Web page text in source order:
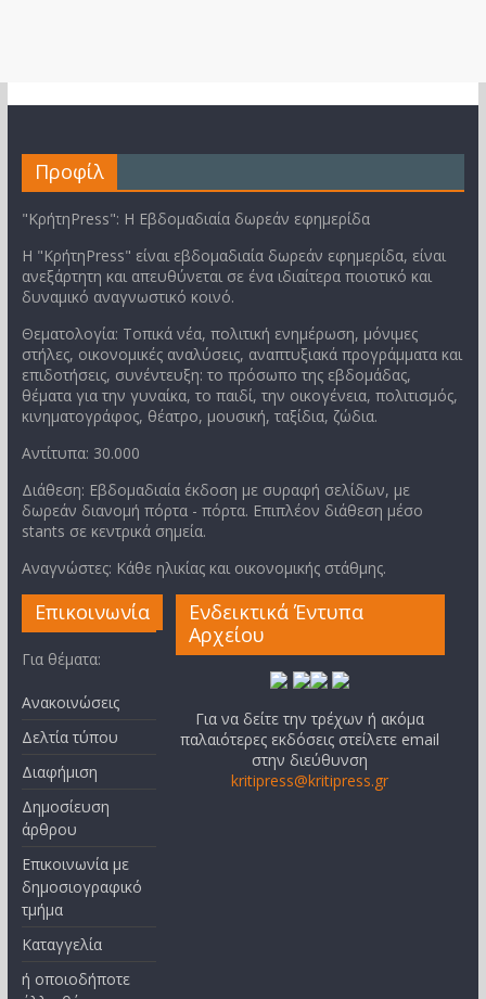
Προφίλ
"ΚρήτηPress": Η Εβδομαδιαία δωρεάν εφημερίδα
Η "ΚρήτηPress" είναι εβδομαδιαία δωρεάν εφημερίδα, είναι
ανεξάρτητη και απευθύνεται σε ένα ιδιαίτερα ποιοτικό και
δυναμικό αναγνωστικό κοινό.
Θεματολογία: Τοπικά νέα, πολιτική ενημέρωση, μόνιμες
στήλες, οικονομικές αναλύσεις, αναπτυξιακά προγράμματα και
επιδοτήσεις, συνέντευξη: το πρόσωπο της εβδομάδας,
θέματα για την γυναίκα, το παιδί, την οικογένεια, πολιτισμός,
κινηματογράφος, θέατρο, μουσική, ταξίδια, ζώδια.
Αντίτυπα: 30.000
Διάθεση: Εβδομαδιαία έκδοση με συραφή σελίδων, με
δωρεάν διανομή πόρτα - πόρτα. Επιπλέον διάθεση μέσο
stants σε κεντρικά σημεία.
Αναγνώστες: Κάθε ηλικίας και οικονομικής στάθμης.
Επικοινωνία
Για θέματα:
Ανακοινώσεις
Δελτία τύπου
Διαφήμιση
Δημοσίευση
άρθρου
Επικοινωνία με
δημοσιογραφικό
τμήμα
Καταγγελία
ή οποιοδήποτε
Ενδεικτικά Έντυπα
Αρχείου
Για να δείτε την τρέχων ή ακόμα
παλαιότερες εκδόσεις στείλετε email
στην διεύθυνση
kritipress@kritipress.gr